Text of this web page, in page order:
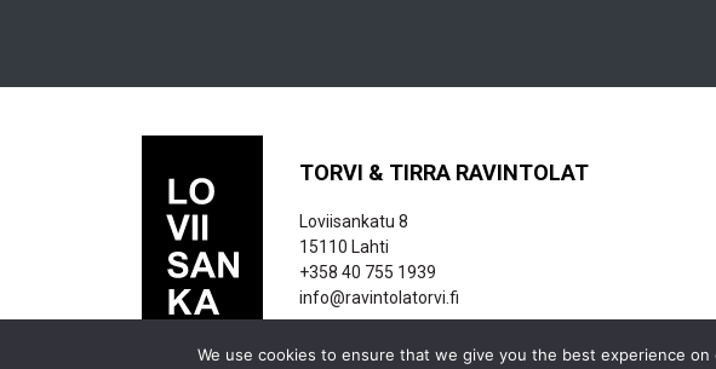
TORVI & TIRRA RAVINTOLAT
Loviisankatu 8
15110 Lahti
+358 40 755 1939
info@ravintolatorvi.fi
We use cookies to ensure that we give you the best experience